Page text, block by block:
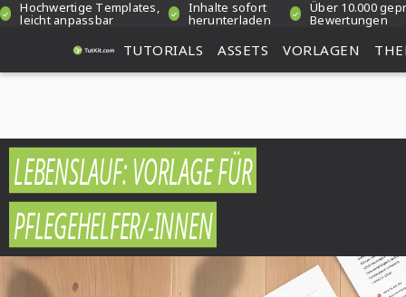
Hochwertige Templates,
leicht anpassbar
Inhalte sofort
herunterladen
Über 10.000
Bewertungen
TUTORIALS ASSETS VORLAGEN
LEBENSLAUF: VORLAGE FÜR
PFLEGEHELFER/-INNEN